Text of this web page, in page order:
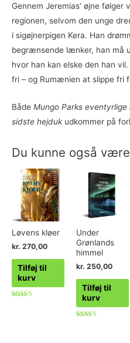
Gennem Jeremias’ øjne følger
regionen, selvom den unge
i sigøjnerpigen Kera. Han
begrænsende lænker, han må
hvor han kan elske den han
fri – og Rumænien at slippe fri
Både Mungo Parks eventyrlige
sidste hejduk udkommer på
Du kunne også
Løvens kløer
kr. 270,00
Tilføj til
kurv
Under
Grønlands
himmel
kr. 250,00
Tilføj til
kurv